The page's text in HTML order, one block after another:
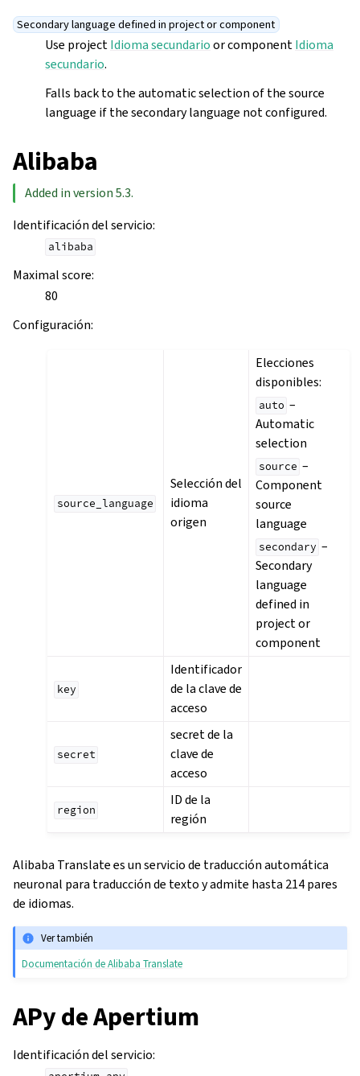
Secondary language defined in project or component
Use projectIdioma secundarioor componentIdioma
secundario.
Falls back to the automatic selection of the source
language if the secondary language not configured.
Alibaba
Added in version 5.3.
Identificación del servicio:
alibaba
Maximal score:
80
Configuración:
source_language
Selección del
idioma
origen
Elecciones
disponibles:
auto –
Automatic
selection
source –
Component
source
language
secondary –
Secondary
language
defined in
project or
component
key
Identificador
de la clave de
acceso
secret
secret de la
clave de
acceso
region
ID de la
región
Alibaba Translate es un servicio de traducción automática
neuronal para traducción de texto y admite hasta 214 pares
de idiomas.
Ver también
Documentación de Alibaba Translate
APy de Apertium
Identificación del servicio: